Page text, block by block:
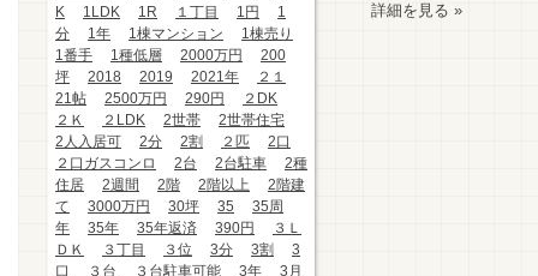
K
1LDK 1R １丁目 1円
1
分
1年 1棟マンション
1棟売り
1番手
1種低層 2000万円
200
坪
2018 2019 2021年
２１
21帖
2500万円 290円
２DK
２Ｋ
２LDK 2世帯
2世帯住宅
2人入居可
2分 2割 ２匹
2口
２口ガスコンロ
2台 2台駐車
2種
住居
2週間 2階 2階以上
2階建
て
3000万円 30坪 35
35周
年
35年 35年返済 390円
３Ｌ
ＤＫ
３丁目 ３位 3分 3割
3
口
３台 ３台駐車可能 3年
3月
詳細を見る »